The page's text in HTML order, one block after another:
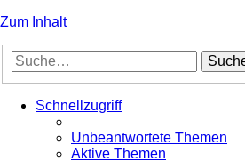
Zum Inhalt
Schnellzugriff
Unbeantwortete Themen
Aktive Themen